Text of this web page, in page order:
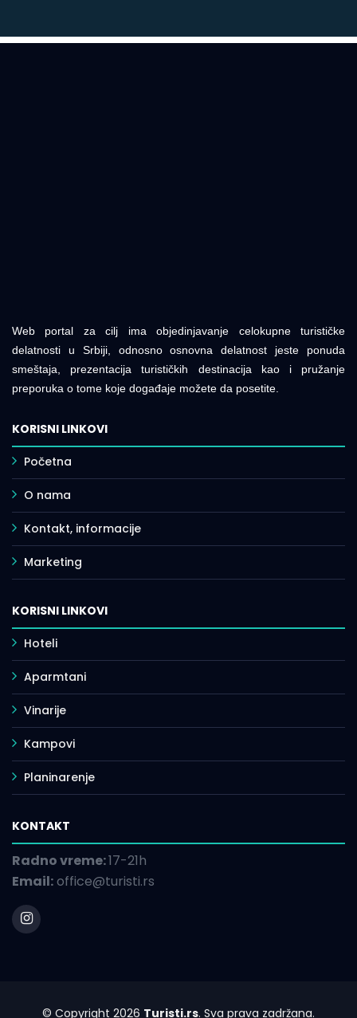
Web portal za cilj ima objedinjavanje celokupne turističke
delatnosti u Srbiji, odnosno osnovna delatnost jeste ponuda
smeštaja, prezentacija turističkih destinacija kao i pružanje
preporuka o tome koje događaje možete da posetite.
KORISNI LINKOVI
Početna
O nama
Kontakt, informacije
Marketing
KORISNI LINKOVI
Hoteli
Aparmtani
Vinarije
Kampovi
Planinarenje
KONTAKT
Radno vreme:17-21h
Email:office@turisti.rs
© Copyright 2026 Turisti.rs. Sva prava zadržana.